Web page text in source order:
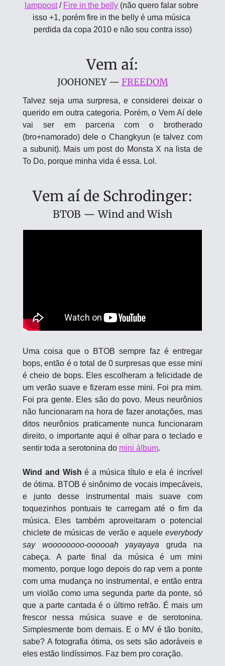
lamppost / Fire in the belly (não quero falar sobre
isso +1, porém fire in the belly é uma música
perdida da copa 2010 e não sou contra isso)
Vem aí:
JOOHONEY — FREEDOM
Talvez seja uma surpresa, e considerei deixar o
querido em outra categoria. Porém, o Vem Aí dele
vai ser em parceria com o brotherado
(bro+namorado) dele o Changkyun (e talvez com
a subunit). Mais um post do Monsta X na lista de
To Do, porque minha vida é essa. Lol.
Vem aí de Schrodinger:
BTOB — Wind and Wish
Uma coisa que o BTOB sempre faz é entregar
bops, então é o total de 0 surpresas que esse mini
é cheio de bops. Eles escolheram a felicidade de
um verão suave e fizeram esse mini. Foi pra mim.
Foi pra gente. Eles são do povo. Meus neurônios
não funcionaram na hora de fazer anotações, mas
ditos neurônios praticamente nunca funcionaram
direito, o importante aqui é olhar para o teclado e
sentir toda a serotonina do mini álbum.
Wind and Wish é a música título e ela é incrível
de ótima. BTOB é sinônimo de vocais impecáveis,
e junto desse instrumental mais suave com
toquezinhos pontuais te carregam até o fim da
música. Eles também aproveitaram o potencial
chiclete de músicas de verão e aquele everybody
say woooooooo-oooooah yayayaya gruda na
cabeça. A parte final da música é um mini
momento, porque logo depois do rap vem a ponte
com uma mudança no instrumental, e então entra
um violão como uma segunda parte da ponte, só
que a parte cantada é o último refrão. É mais um
frescor nessa música suave e de serotonina.
Simplesmente bom demais. E o MV é tão bonito,
sabe? A fotografia ótima, os sets são adoráveis e
eles estão lindíssimos. Faz bem pro coração.